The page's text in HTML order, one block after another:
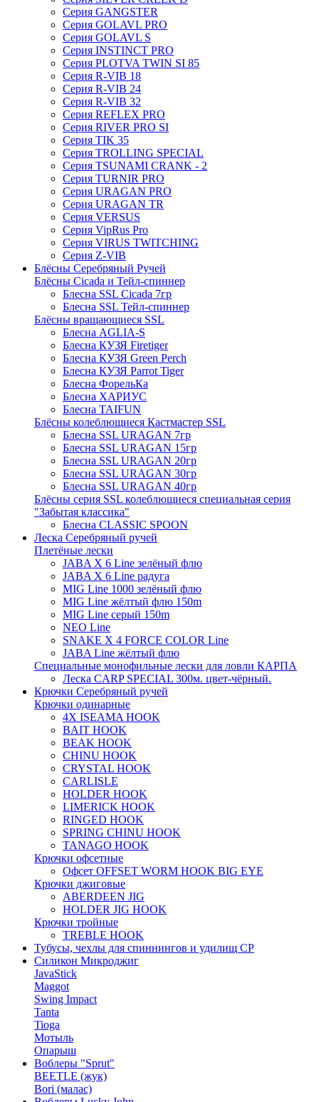
Серия GANGSTER
Серия GOLAVL PRO
Серия GOLAVL S
Серия INSTINCT PRO
Серия PLOTVA TWIN SI 85
Серия R-VIB 18
Серия R-VIB 24
Серия R-VIB 32
Серия REFLEX PRO
Серия RIVER PRO SI
Серия TIK 35
Серия TROLLING SPECIAL
Серия TSUNAMI CRANK - 2
Серия TURNIR PRO
Серия URAGAN PRO
Серия URAGAN TR
Серия VERSUS
Серия VipRus Pro
Серия VIRUS TWITCHING
Серия Z-VIB
Блёсны Серебряный Ручей
Блёсны Cicada и Тейл-спиннер
Блесна SSL Cicada 7гр
Блесна SSL Тейл-спиннер
Блёсны вращающиеся SSL
Блесна AGLIA-S
Блесна КУЗЯ Firetiger
Блесна КУЗЯ Green Perch
Блесна КУЗЯ Parrot Tiger
Блесна ФорельКа
Блесна ХАРИУС
Блесна TAIFUN
Блёсны колеблющиеся Кастмастер SSL
Блесна SSL URAGAN 7гр
Блесна SSL URAGAN 15гр
Блесна SSL URAGAN 20гр
Блесна SSL URAGAN 30гр
Блесна SSL URAGAN 40гр
Блёсны серия SSL колеблющиеся специальная серия
"Забытая классика"
Блесна CLASSIC SPOON
Леска Серебряный ручей
Плетёные лески
JABA X 6 Line зелёный флю
JABA X 6 Line радуга
MIG Line 1000 зелёный флю
MIG Line жёлтый флю 150m
MIG Line серый 150m
NEO Line
SNAKE X 4 FORCE COLOR Line
JABA Line жёлтый флю
Специальные монофильные лески для ловли КАРПА
Леска CARP SPECIAL 300м. цвет-чёрный.
Крючки Серебряный ручей
Крючки одинарные
4X ISEAMA HOOK
BAIT HOOK
BEAK HOOK
CHINU HOOK
CRYSTAL HOOK
CARLISLE
HOLDER HOOK
LIMERICK HOOK
RINGED HOOK
SPRING CHINU HOOK
TANAGO HOOK
Крючки офсетные
Офсет OFFSET WORM HOOK BIG EYE
Крючки джиговые
ABERDEEN JIG
HOLDER JIG HOOK
Крючки тройные
TREBLE HOOK
Тубусы, чехлы для спиннингов и удилищ СР
Силикон Микроджиг
JavaStick
Maggot
Swing Impact
Tanta
Tioga
Мотыль
Опарыш
Воблеры "Sprut"
BEETLE (жук)
Bori (малас)